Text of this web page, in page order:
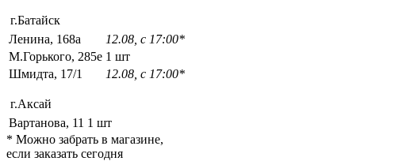
г.Батайск
Ленина, 168а
12.08, с 17:00*
М.Горького, 285е 1 шт
Шмидта, 17/1
12.08, с 17:00*
г.Аксай
Вартанова, 11 1 шт
* Можно забрать в магазине,
если заказать сегодня